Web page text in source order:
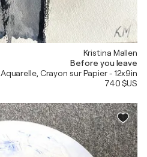
Kristina Mallen
Before you leave
Aquarelle, Crayon sur Papier - 12x9in
740 $US